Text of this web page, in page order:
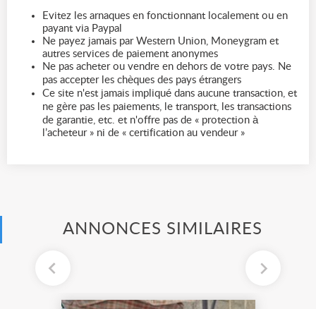
Evitez les arnaques en fonctionnant localement ou en
payant via Paypal
Ne payez jamais par Western Union, Moneygram et
autres services de paiement anonymes
Ne pas acheter ou vendre en dehors de votre pays. Ne
pas accepter les chèques des pays étrangers
Ce site n'est jamais impliqué dans aucune transaction, et
ne gère pas les paiements, le transport, les transactions
de garantie, etc. et n'offre pas de « protection à
l’acheteur » ni de « certification au vendeur »
ANNONCES SIMILAIRES